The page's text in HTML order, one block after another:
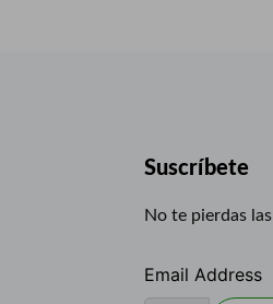
Suscríbete
No te pierdas
Email Address